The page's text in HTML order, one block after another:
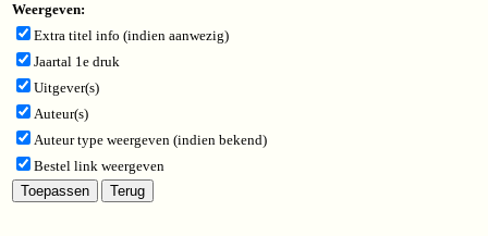
Weergeven:
Extra titel info (indien aanwezig)
Jaartal 1e druk
Uitgever(s)
Auteur(s)
Auteur type weergeven (indien bekend)
Bestel link weergeven